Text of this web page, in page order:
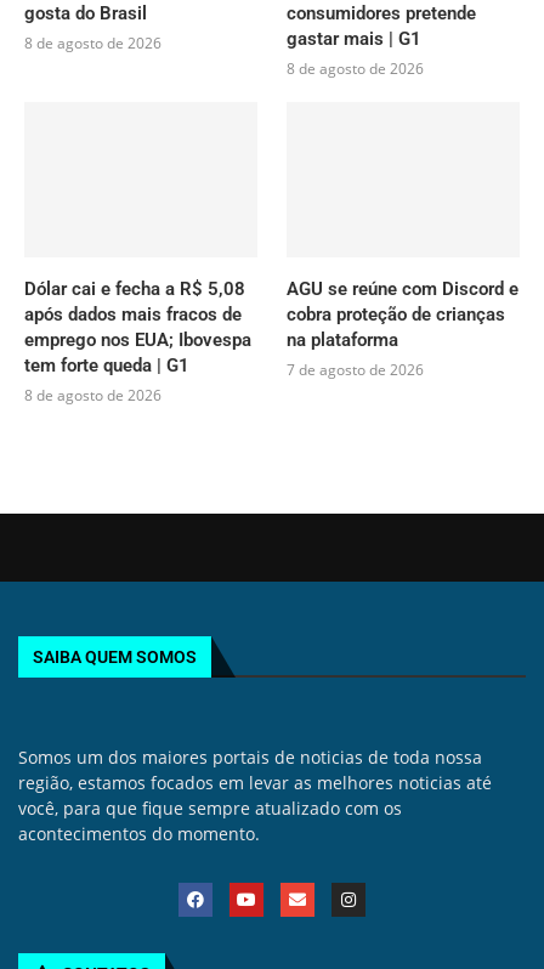
gosta do Brasil
8 de agosto de 2026
consumidores pretende
gastar mais | G1
8 de agosto de 2026
Dólar cai e fecha a R$ 5,08
após dados mais fracos de
emprego nos EUA; Ibovespa
tem forte queda | G1
8 de agosto de 2026
AGU se reúne com Discord e
cobra proteção de crianças
na plataforma
7 de agosto de 2026
SAIBA QUEM SOMOS
Somos um dos maiores portais de noticias de toda nossa
região, estamos focados em levar as melhores noticias até
você, para que fique sempre atualizado com os
acontecimentos do momento.